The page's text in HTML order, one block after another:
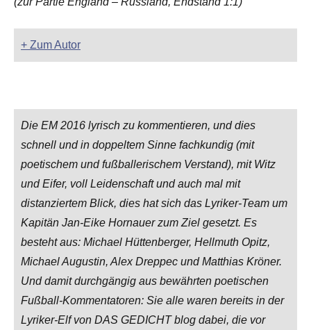
+ Zum Autor
Die EM 2016 lyrisch zu kommentieren, und dies
schnell und in doppeltem Sinne fachkundig (mit
poetischem und fußballerischem Verstand), mit Witz
und Eifer, voll Leidenschaft und auch mal mit
distanziertem Blick, dies hat sich das Lyriker-Team um
Kapitän Jan-Eike Hornauer zum Ziel gesetzt. Es
besteht aus: Michael Hüttenberger, Hellmuth Opitz,
Michael Augustin, Alex Dreppec und Matthias Kröner.
Und damit durchgängig aus bewährten poetischen
Fußball-Kommentatoren: Sie alle waren bereits in der
Lyriker-Elf von DAS GEDICHT blog dabei, die vor